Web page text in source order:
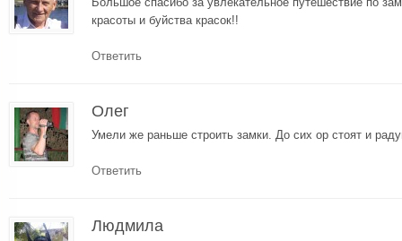
красоты и буйства красок!!
Ответить
Олег
Умели же раньше строить замки. До сих ор стоят и
Ответить
Людмила